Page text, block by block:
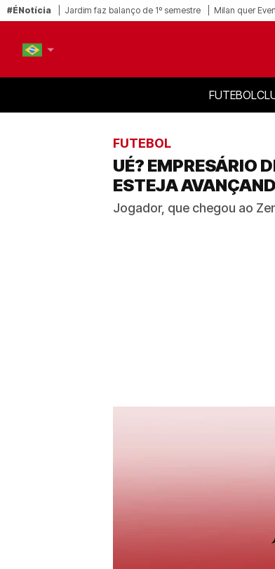
#ÉNotícia Jardim faz balanço de 1º semestre Milan quer
FUTEBOL
FUTEBOL
UÉ? EMPRESÁRIO
ESTEJA
Jogador, que chegou ao